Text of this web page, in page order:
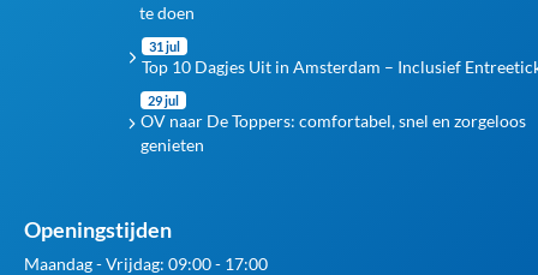
te doen
31 jul
Top 10 Dagjes Uit in Amsterdam – Inclusief
29 jul
OV naar De Toppers: comfortabel, snel en zorgeloos
genieten
Openingstijden
Maandag - Vrijdag: 09:00 - 17:00